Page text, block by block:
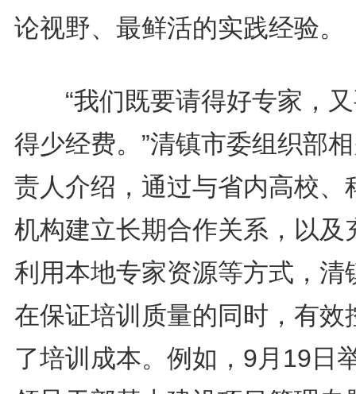
论视野、最鲜活的实践经验。
“我们既要请得好专家，又
得少经费。”清镇市委组织部
责人介绍，通过与省内高校、
机构建立长期合作关系，以及
利用本地专家资源等方式，清
在保证培训质量的同时，有效
了培训成本。例如，9月19日